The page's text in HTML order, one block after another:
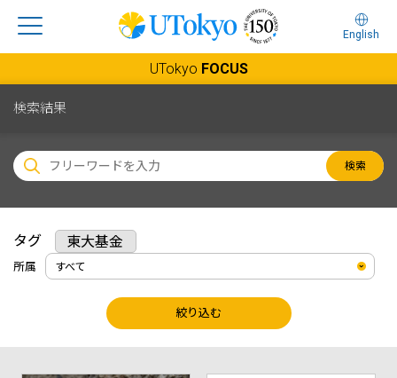
English
UTokyo FOCUS
検索結果
検索
タグ 東大基金
所属
絞り込む